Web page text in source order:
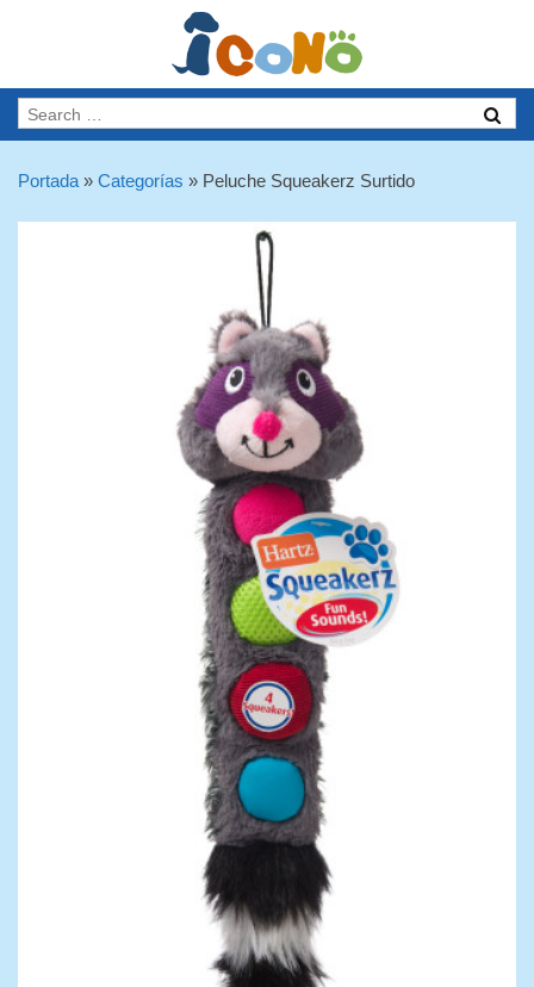
Portada » Categorías » Peluche Squeakerz Surtido